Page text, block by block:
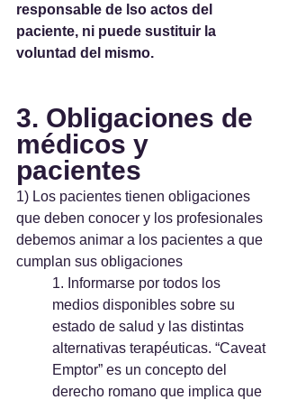
responsable de lso actos del
paciente, ni puede sustituir la
voluntad del mismo.
3. Obligaciones de
médicos y
pacientes
1) Los pacientes tienen obligaciones
que deben conocer y los profesionales
debemos animar a los pacientes a que
cumplan sus obligaciones
1. Informarse por todos los
medios disponibles sobre su
estado de salud y las distintas
alternativas terapéuticas. “Caveat
Emptor” es un concepto del
derecho romano que implica que